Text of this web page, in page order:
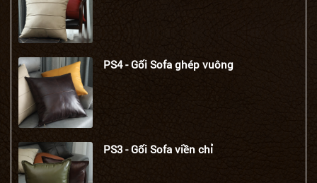
PS4 - Gối Sofa ghép vuông
PS3 - Gối Sofa viền chỉ